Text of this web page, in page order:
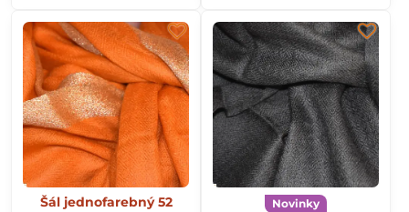
Šál jednofarebný 52 Novinky